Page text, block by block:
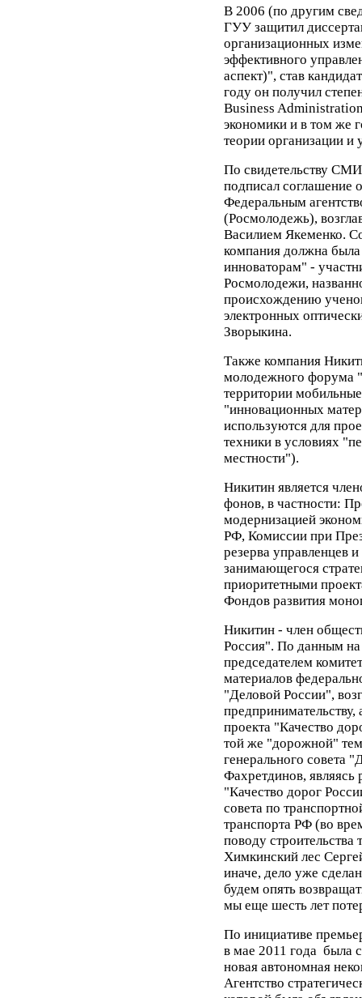
В 2006 (по другим
ГУУ защитил
организационных
эффективного
аспект)", став
году он получил
Business
экономики и в том же
теории организации и
По свидетельству
подписал соглашение
Федеральным
(Росмолодежь),
Василием Якеменко.
компания должна
инноваторам" -
Росмолодежи,
происхождению
электронных
Зворыкина.
Также компания
молодежного форума
территории
"инновационных
используются для
техники в условиях
местности").
Никитин является
фонов, в частности:
модернизацией
РФ, Комиссии при
резерва управленцев
занимающегося
приоритетными
Фондов развития
Никитин - член
Россия". По данным на
председателем
материалов
"Деловой России",
проекта "Качество
той же "дорожной"
генерального cовета
Фахретдинов, являясь
"Качество дорог
совета по
транспорта РФ (во
поводу
Химкинский лес
иначе, дело уже
будем опять
мы еще шесть лет
По инициативе
в мае 2011 года была
новая автономная
Агентство